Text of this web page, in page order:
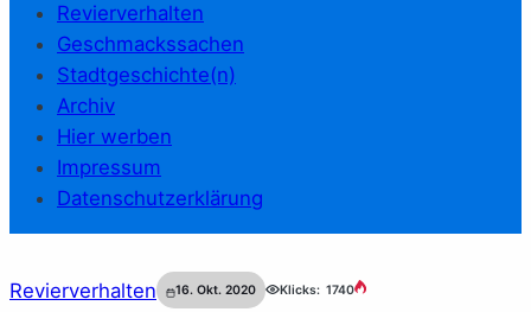
Revierverhalten
Geschmackssachen
Stadtgeschichte(n)
Archiv
Hier werben
Impressum
Datenschutzerklärung
Revierverhalten 16. Okt. 2020 Klicks: 1740